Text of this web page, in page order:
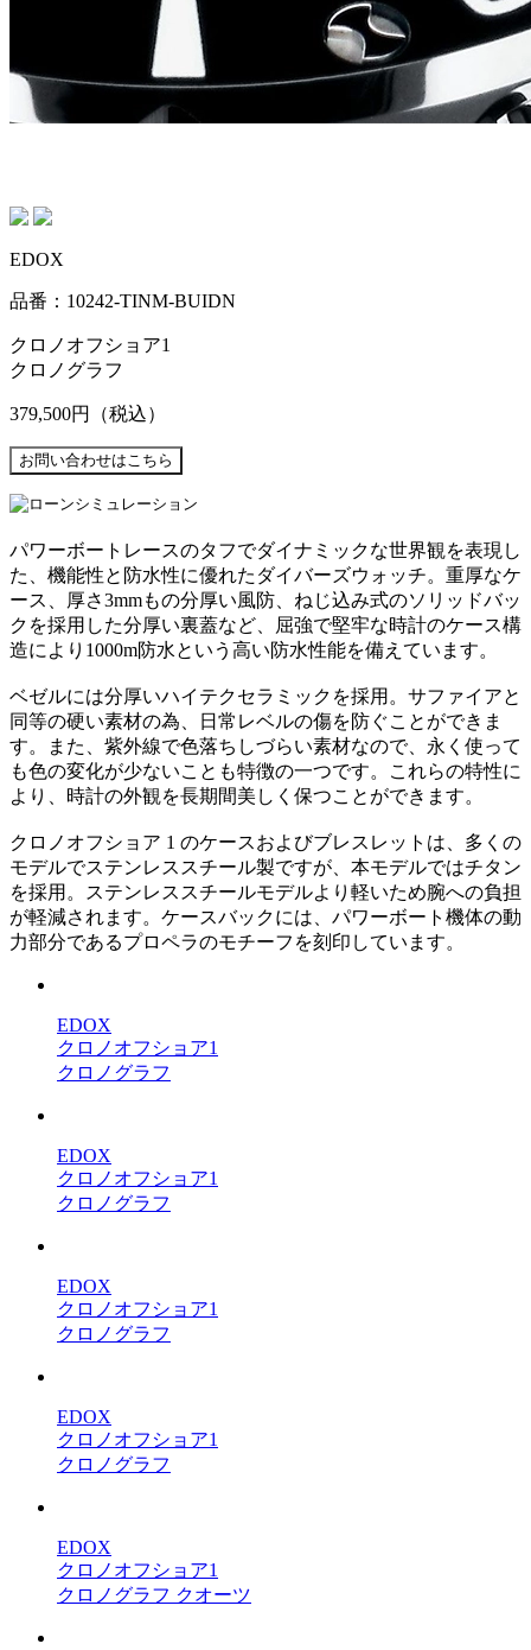
EDOX
品番：10242-TINM-BUIDN
クロノオフショア1
クロノグラフ
379,500円 （税込）
パワーボートレースのタフでダイナミックな世界観を表現し
た、機能性と防水性に優れたダイバーズウォッチ。重厚なケ
ース、厚さ3mmもの分厚い風防、ねじ込み式のソリッドバッ
クを採用した分厚い裏蓋など、屈強で堅牢な時計のケース構
造により1000m防水という高い防水性能を備えています。
ベゼルには分厚いハイテクセラミックを採用。サファイアと
同等の硬い素材の為、日常レベルの傷を防ぐことができま
す。また、紫外線で色落ちしづらい素材なので、永く使って
も色の変化が少ないことも特徴の一つです。これらの特性に
より、時計の外観を長期間美しく保つことができます。
クロノオフショア 1 のケースおよびブレスレットは、多くの
モデルでステンレススチール製ですが、本モデルではチタン
を採用。ステンレススチールモデルより軽いため腕への負担
が軽減されます。ケースバックには、パワーボート機体の動
力部分であるプロペラのモチーフを刻印しています。
EDOX
クロノオフショア1
クロノグラフ
EDOX
クロノオフショア1
クロノグラフ
EDOX
クロノオフショア1
クロノグラフ
EDOX
クロノオフショア1
クロノグラフ
EDOX
クロノオフショア1
クロノグラフ クオーツ